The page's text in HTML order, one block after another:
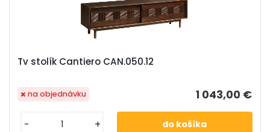
Tv stolík Cantiero CAN.050.12
1 043,00 €
na objednávku
- +